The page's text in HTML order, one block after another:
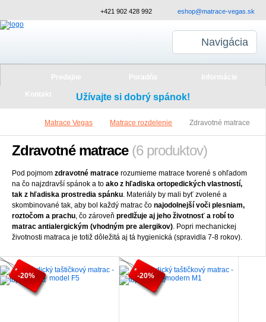
Užívajte si dobrý spánok!
Matrace Vegas Matrace rozdelenie Zdravotné matrace
Zdravotné matrace (6 produktov)
Pod pojmom zdravotné matrace rozumieme matrace tvorené s ohľadom
na čo najzdravší spánok a to ako z hľadiska ortopedických vlastností,
tak z hľadiska prostredia spánku. Materiály by mali byť zvolené a
skombinované tak, aby bol každý matrac čo najodolnejší voči plesniam,
roztočom a prachu, čo zároveň predlžuje aj jeho životnosť a robí to
matrac antialergickým (vhodným pre alergikov). Popri mechanickej
životnosti matraca je totiž dôležitá aj tá hygienická (spravidla 7-8 rokov).
-20% -20%
+421 902 428 992 eshop@matrace-vegas.sk
Navigácia
Predajne Poradňa Informácie
Kontakt